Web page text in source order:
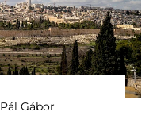
Pál Gábor